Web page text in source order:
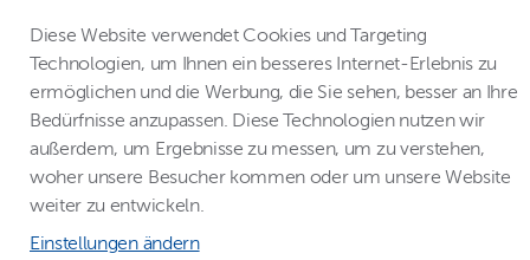
POOLUNION GMBH & CO. KG
Cecil-Taylor-Ring 16-18
D -68309 Mannheim
Diese Website verwendet Cookies und Targeting
Technologien, um Ihnen ein besseres Internet-Erlebnis zu
ermöglichen und die Werbung, die Sie sehen, besser an Ihre
Bedürfnisse anzupassen. Diese Technologien nutzen wir
außerdem, um Ergebnisse zu messen, um zu verstehen,
woher unsere Besucher kommen oder um unsere Website
weiter zu entwickeln.
Einstellungen ändern